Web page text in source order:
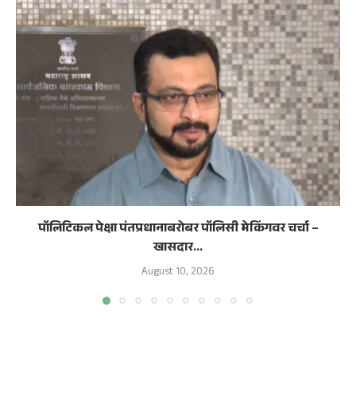
पॉलिटिकल पेक्षा पंतप्रधानाबरोबर पॉलिसी मेकिंगवर चर्चा –
खासदार...
August 10, 2026